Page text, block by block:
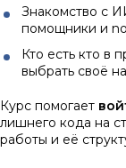
Знакомство с
помощники и
Кто есть кто в
выбрать своё
Курс помогает
лишнего кода на
работы и её